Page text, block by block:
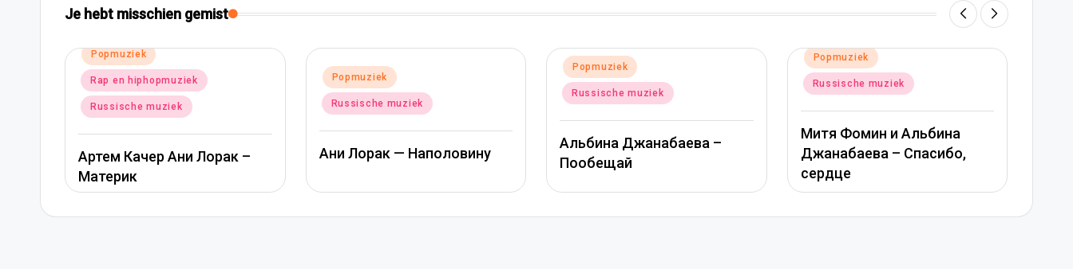
Je hebt misschien gemist
Ани Лорак –
Geplaatst
in
Popmuziek
Russische muziek
Ани Лорак — Наполовину
Russische muziek
Альбина Джанабаева –
Пообещай
Russische muziek
Митя Фомин и Альбина
Джанабаева – Спасибо,
in
Russische muziek
Вера Брежнева – Девочка
моя